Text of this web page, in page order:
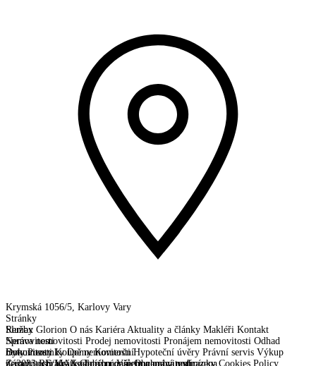
Krymská 1056/5, Karlovy Vary
Stránky
Remax Glorion O nás Kariéra Aktuality a články Makléři Kontakt
Služby
Správa nemovitosti Prodej nemovitosti Pronájem nemovitosti Odhad
nemovitosti Koupě nemovitosti Hypoteční úvěry Právní servis Výkup
nemovitosti Krátkodobý pronájem nemovitostí
Nemovitosti
Byty Pozemky Domy Komerční
Dokumenty
Zásady ochrany osobních údajů Obchodní podmínky Cookies Policy
© 2023 RE/MAX Glorion. Všechna práva vyhrazena.